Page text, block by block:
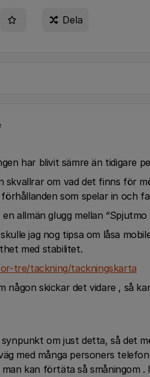
Dela
har blivit sämre än tidigare
skvallrar om vad det finns för
som spelar in och
allmän glugg mellan
jag nog tipsa om låsa
med stabilitet.
tre/tackning/tackningskarta
någon skickar det vidare , så
synpunkt om just detta, så det
med många personers
kan förtäta så småningom